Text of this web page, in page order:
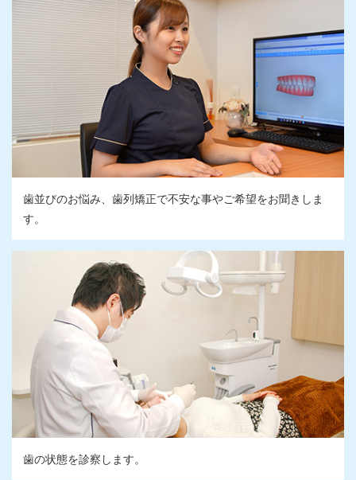
歯並びのお悩み、歯列矯正で不安な事やご希望をお聞きしま
す。
歯の状態を診察します。